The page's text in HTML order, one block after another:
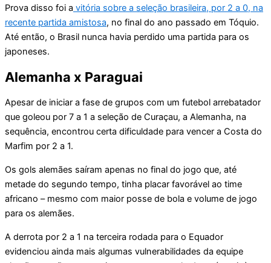
Prova disso foi a vitória sobre a seleção brasileira, por 2 a 0, na
recente partida amistosa, no final do ano passado em Tóquio.
Até então, o Brasil nunca havia perdido uma partida para os
japoneses.
Alemanha x Paraguai
Apesar de iniciar a fase de grupos com um futebol arrebatador
que goleou por 7 a 1 a seleção de Curaçau, a Alemanha, na
sequência, encontrou certa dificuldade para vencer a Costa do
Marfim por 2 a 1.
Os gols alemães saíram apenas no final do jogo que, até
metade do segundo tempo, tinha placar favorável ao time
africano – mesmo com maior posse de bola e volume de jogo
para os alemães.
A derrota por 2 a 1 na terceira rodada para o Equador
evidenciou ainda mais algumas vulnerabilidades da equipe